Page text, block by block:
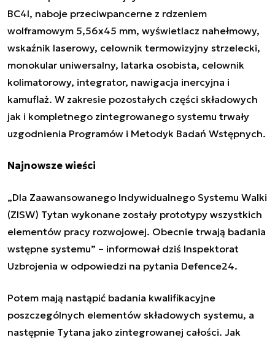
BC4I, naboje przeciwpancerne z rdzeniem
wolframowym 5,56x45 mm, wyświetlacz nahełmowy,
wskaźnik laserowy, celownik termowizyjny strzelecki,
monokular uniwersalny, latarka osobista, celownik
kolimatorowy, integrator, nawigacja inercyjna i
kamuflaż. W zakresie pozostałych części składowych
jak i kompletnego zintegrowanego systemu trwały
uzgodnienia Programów i Metodyk Badań Wstępnych.
Najnowsze wieści
„Dla Zaawansowanego Indywidualnego Systemu Walki
(ZISW) Tytan wykonane zostały prototypy wszystkich
elementów pracy rozwojowej. Obecnie trwają badania
wstępne systemu” – informował dziś Inspektorat
Uzbrojenia w odpowiedzi na pytania Defence24.
Potem mają nastąpić badania kwalifikacyjne
poszczególnych elementów składowych systemu, a
następnie Tytana jako zintegrowanej całości. Jak